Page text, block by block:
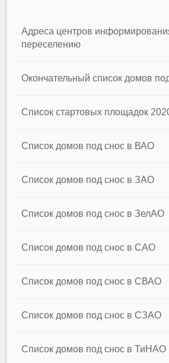
Адреса центров
переселению
Окончательный список домов
Список стартовых площадок
Список домов под снос в ВАО
Список домов под снос в ЗАО
Список домов под снос в ЗелАО
Список домов под снос в САО
Список домов под снос в СВАО
Список домов под снос в СЗАО
Список домов под снос в ТиНАО